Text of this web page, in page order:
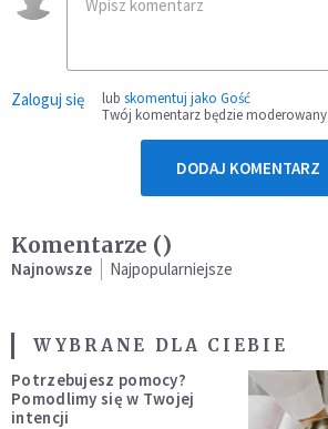
Zaloguj się lub skomentuj jako Gość
Twój komentarz będzie moderowany
DODAJ KOMENTARZ
Komentarze ()
Najnowsze Najpopularniejsze
WYBRANE DLA CIEBIE
Potrzebujesz pomocy?
Pomodlimy się w Twojej
intencji